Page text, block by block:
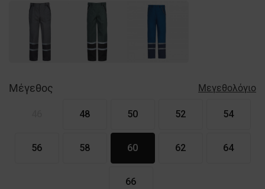
Μέγεθος Μεγεθολόγιο
48 50 52 54
56 58 60 62 64
66